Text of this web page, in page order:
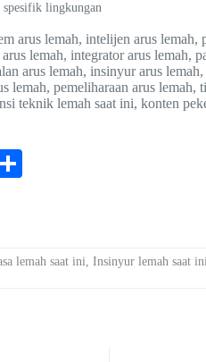
spesifik lingkungan
arus lemah, intelijen arus lemah,
lemah, integrator arus lemah,
arus lemah, insinyur arus
lemah, pemeliharaan arus
teknik lemah saat ini, konten
M
lemah saat ini,Insinyur lemah saat